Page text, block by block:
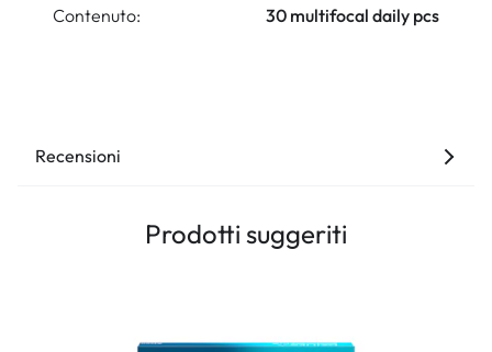
Contenuto:
30 multifocal daily pcs
Recensioni
Prodotti suggeriti